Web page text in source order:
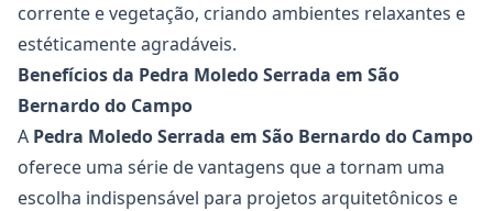
corrente e vegetação, criando ambientes relaxantes e
estéticamente agradáveis.
Benefícios da Pedra Moledo Serrada em São
Bernardo do Campo
A Pedra Moledo Serrada em São Bernardo do Campo
oferece uma série de vantagens que a tornam uma
escolha indispensável para projetos arquitetônicos e